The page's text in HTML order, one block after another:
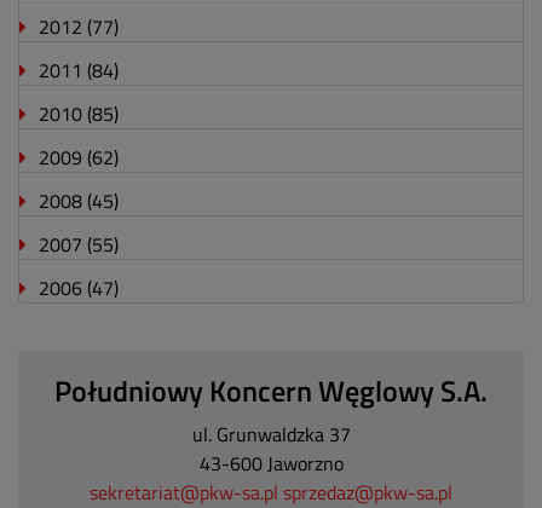
2012 (77)
2011 (84)
2010 (85)
2009 (62)
2008 (45)
2007 (55)
2006 (47)
Południowy Koncern Węglowy S.A.
ul. Grunwaldzka 37
43-600 Jaworzno
sekretariat@pkw-sa.pl sprzedaz@pkw-sa.pl